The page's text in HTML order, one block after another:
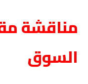
مناقشة
السوق